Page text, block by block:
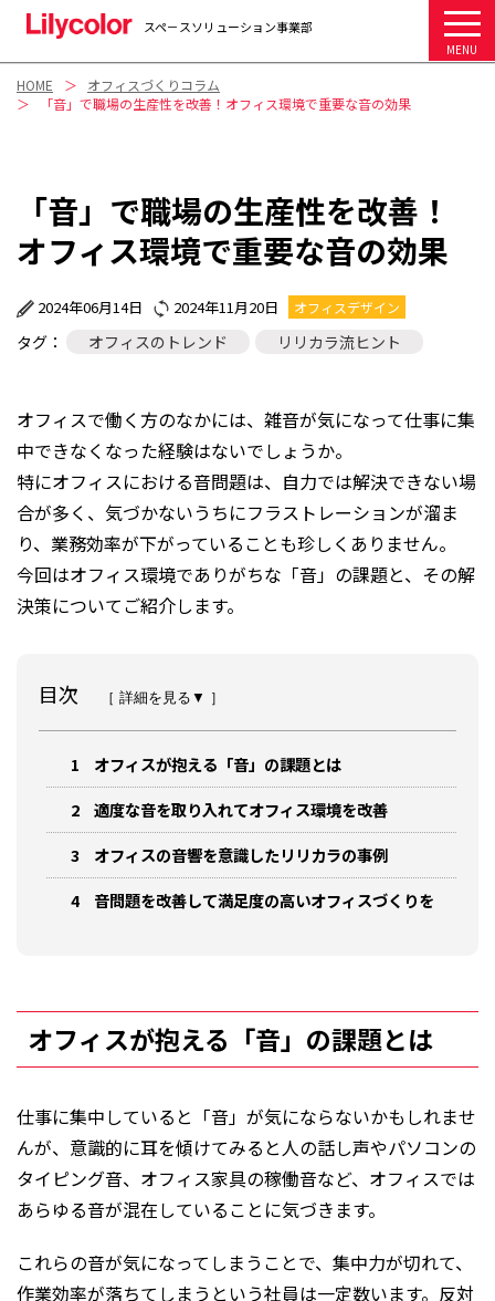
MENU
スペ－スソリューション事業部
HOME
オフィスづくりコラム
「音」で職場の生産性を改善！オフィス環境で重要な音の効果
「音」で職場の生産性を改善！
オフィス環境で重要な音の効果
2024年06月14日 2024年11月20日 オフィスデザイン
タグ： オフィスのトレンド リリカラ流ヒント
オフィスで働く方のなかには、雑音が気になって仕事に集
中できなくなった経験はないでしょうか。
特にオフィスにおける音問題は、自力では解決できない場
合が多く、気づかないうちにフラストレーションが溜ま
り、業務効率が下がっていることも珍しくありません。
今回はオフィス環境でありがちな「音」の課題と、その解
決策についてご紹介します。
目次 ［ 詳細を見る▼ ］
1
オフィスが抱える「音」の課題とは
2
適度な音を取り入れてオフィス環境を改善
3
オフィスの音響を意識したリリカラの事例
4
音問題を改善して満足度の高いオフィスづくりを
オフィスが抱える「音」の課題とは
仕事に集中していると「音」が気にならないかもしれませ
んが、意識的に耳を傾けてみると人の話し声やパソコンの
タイピング音、オフィス家具の稼働音など、オフィスでは
あらゆる音が混在していることに気づきます。
これらの音が気になってしまうことで、集中力が切れて、
作業効率が落ちてしまうという社員は一定数います。反対